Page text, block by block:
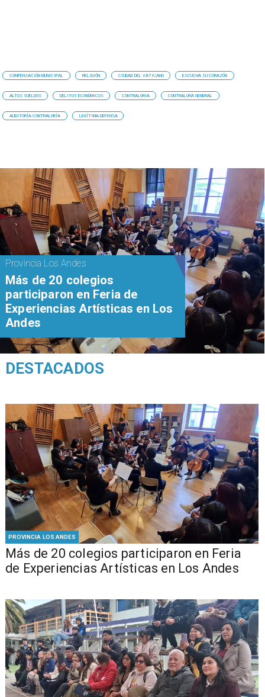
COMPENSACIÓN MUNICIPAL RELIGIÓN CIUDAD DEL VATICANO ESCUCHA SU CORAZÓN
ALTOS SUELDOS DELITOS ECONÓMICOS CONTRALORIA CONTRALORA GENERAL
AUDITORÍA CONTRALORÍA LEGÍTIMA DEFENSA
PROVINCIA LOS ANDES
Más de 20 colegios participaron en Feria
de Experiencias Artísticas en Los Andes
Provincia Los Andes
Más de 20 colegios
participaron en Feria de
Experiencias Artísticas en Los
Andes
DESTACADOS